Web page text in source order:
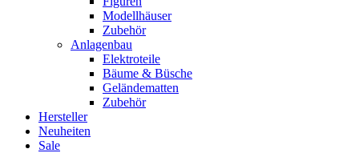
Modellhäuser
Zubehör
Anlagenbau
Elektroteile
Bäume & Büsche
Geländematten
Zubehör
Hersteller
Neuheiten
Sale